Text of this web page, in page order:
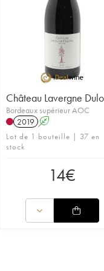
Château Lavergne
Bordeaux supérieur AOC
2019 A
Lot de 1 bouteille | 37 en
stock
14€